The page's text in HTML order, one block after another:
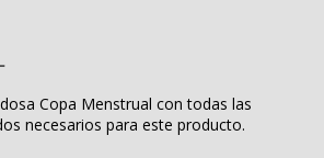
Copa Menstrual con todas las
necesarios para este producto.